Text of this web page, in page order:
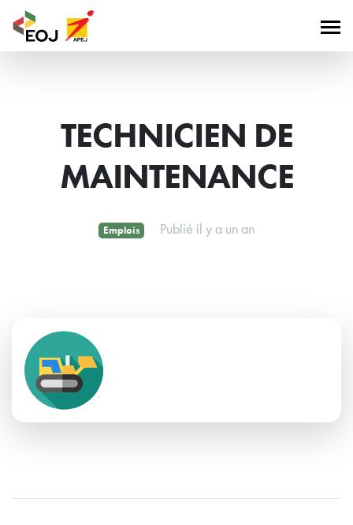
TECHNICIEN DE
MAINTENANCE
Emplois Publié il y a un an